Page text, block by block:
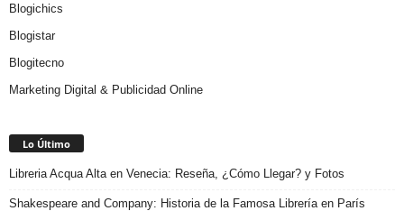
Blogichics
Blogistar
Blogitecno
Marketing Digital & Publicidad Online
Lo Último
Libreria Acqua Alta en Venecia: Reseña, ¿Cómo Llegar? y Fotos
Shakespeare and Company: Historia de la Famosa Librería en París